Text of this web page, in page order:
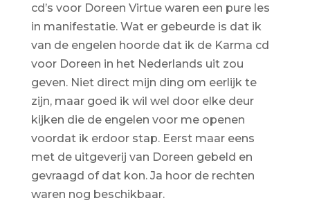
cd’s voor Doreen Virtue waren een pure les
in manifestatie. Wat er gebeurde is dat ik
van de engelen hoorde dat ik de Karma cd
voor Doreen in het Nederlands uit zou
geven. Niet direct mijn ding om eerlijk te
zijn, maar goed ik wil wel door elke deur
kijken die de engelen voor me openen
voordat ik erdoor stap. Eerst maar eens
met de uitgeverij van Doreen gebeld en
gevraagd of dat kon. Ja hoor de rechten
waren nog beschikbaar.